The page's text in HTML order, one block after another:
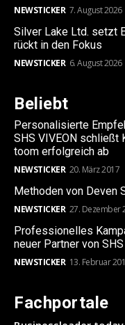
NEWSTICKER 7. August 2026
Silver Lake Ltd. setzt
rückt in den Fokus
NEWSTICKER 6. August 2026
Beliebt
Personalisierte
SHS VIVEON schließt
toom erfolgreich ab
NEWSTICKER 20. März 2017
Methoden von Deven
NEWSTICKER 27. Dezember
Professionelles
neuer Partner von SHS
NEWSTICKER 13. Februar
Fachportale